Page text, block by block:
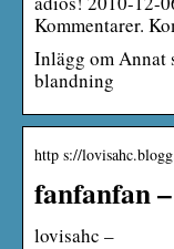
Kommentarer.
Inlägg om Annat
blandning
http s://
fanfanfan
lovisahc –